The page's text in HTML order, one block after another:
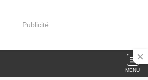
Publicité
MENU